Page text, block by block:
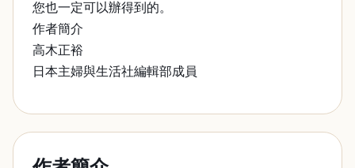
您也一定可以辦得到的。
作者簡介
高木正裕
日本主婦與生活社編輯部成員